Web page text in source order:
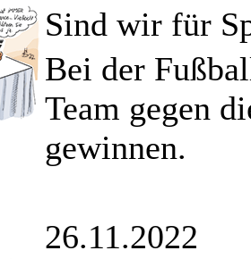
Sind wir für
Bei der
Team gegen
gewinnen.
26.11.2022